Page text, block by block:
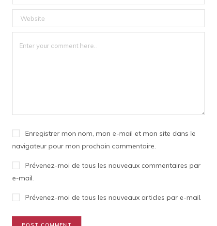
Enregistrer mon nom, mon e-mail et mon site dans le
navigateur pour mon prochain commentaire.
Prévenez-moi de tous les nouveaux commentaires par
e-mail.
Prévenez-moi de tous les nouveaux articles par e-mail.